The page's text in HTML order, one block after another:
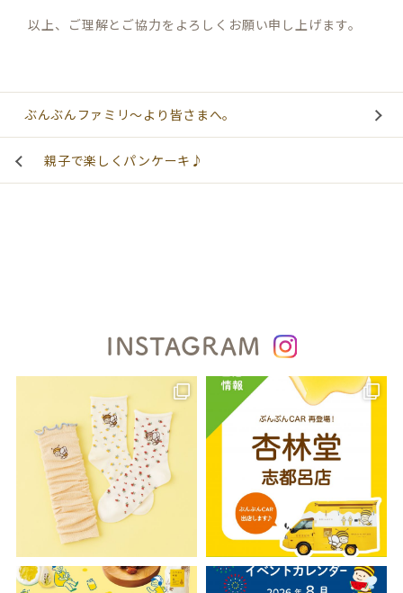
以上、ご理解とご協力をよろしくお願い申し上げます。
ぶんぶんファミリ～より皆さまへ。
親子で楽しくパンケーキ♪
INSTAGRAM